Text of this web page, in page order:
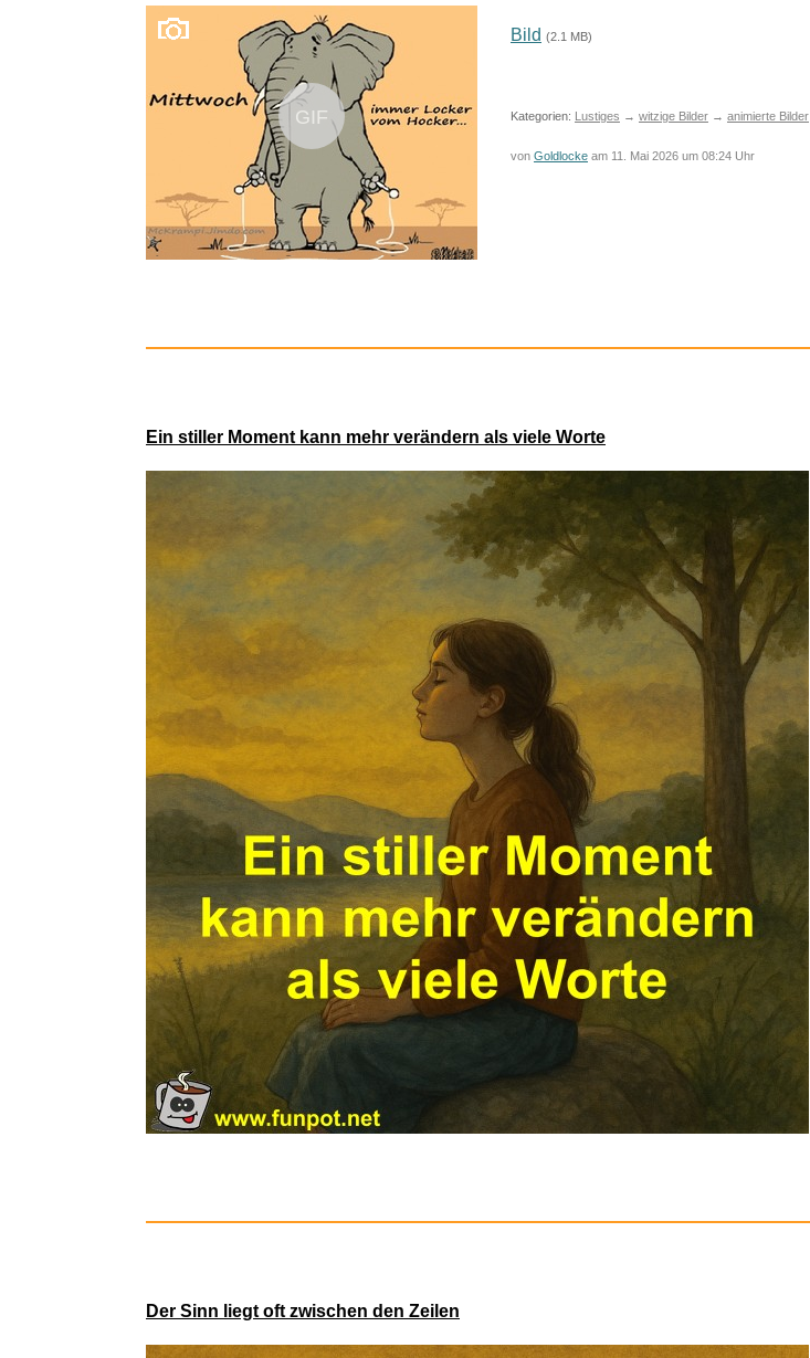
Neuftech Torx 8 T8 Sicherheit ...
Anzeige
Gritin 3D Schlafmaske für...
GIF
Bild (2.1 MB)
Kategorien: Lustiges → witzige Bilder → animierte Bilder
von Goldlocke am 11. Mai 2026 um 08:24 Uhr
Ein stiller Moment kann mehr verändern als viele Worte
Der Sinn liegt oft zwischen den Zeilen